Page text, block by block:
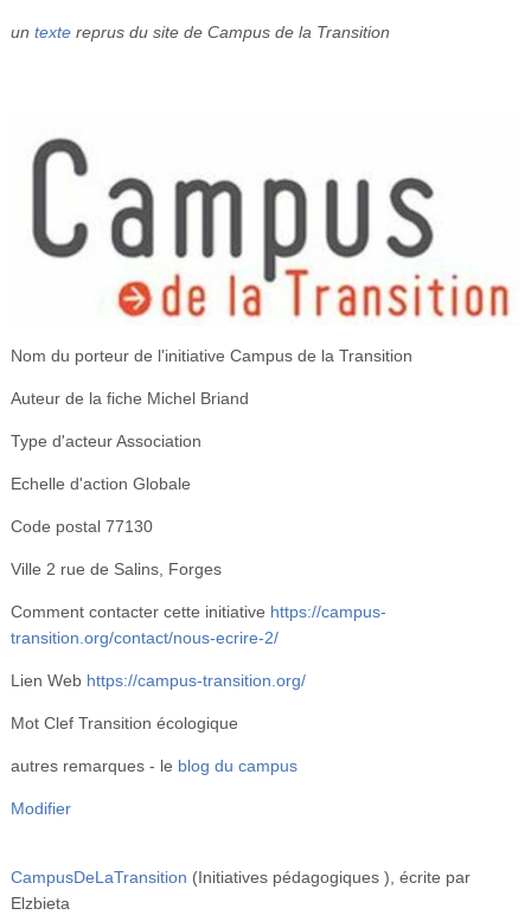
un textereprus du site de Campus de la Transition
Nom du porteur de l'initiative Campus de la Transition
Auteur de la fiche Michel Briand
Type d'acteurAssociation
Echelle d'action Globale
Code postal 77130
Ville 2 rue de Salins, Forges
Comment contacter cette initiative https://campus-
transition.org/contact/nous-ecrire-2/
Lien Web https://campus-transition.org/
Mot Clef Transition écologique
autres remarques - le blog du campus
Modifier
CampusDeLaTransition (Initiatives pédagogiques ), écrite par
Elzbieta